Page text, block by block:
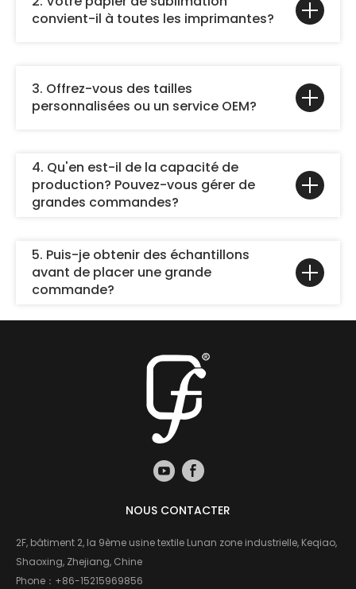
convient-il à toutes les imprimantes?
3. Offrez-vous des tailles
personnalisées ou un service OEM?
4. Qu'en est-il de la capacité de
production? Pouvez-vous gérer de
grandes commandes?
5. Puis-je obtenir des échantillons
avant de placer une grande
commande?
NOUS CONTACTER
2F, bâtiment 2, la 9ème usine textile Lunan zone industrielle, Keqiao,
Shaoxing, Zhejiang, Chine
Phone： +86-15215969856